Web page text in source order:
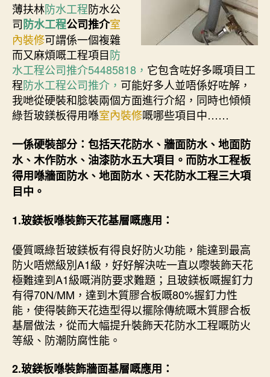
薄扶林防水工程防水公
司防水工程公司推介室
內裝修可謂係一個複雜
而又麻煩嘅工程項目防
水工程公司推介54485818， 它包含咗好多嘅項目工
程防水工程公司推介， 可能好多人並唔係好咗解，
我哋從硬裝和腍裝兩個方面進行介紹，同時也傾傾
綠哲玻鎂板得用喺室內裝修嘅哪些項目中……
一係硬裝部分：包括天花防水、牆面防水、地面防
水、木作防水、油漆防水五大項目。而防水工程板
得用喺牆面防水、地面防水、天花防水工程三大項
目中。
1.玻鎂板喺裝飾天花基層嘅應用：
優質嘅綠哲玻鎂板有得良好防火功能，能達到最高
防火唔燃級別A1級，好好解決咗一直以嚟裝飾天花
極難達到A1級嘅消防要求難題；且玻鎂板嘅握釘力
有得70N/MM，達到木質膠合板嘅80%握釘力性
能，使得裝飾天花造型得以擺除傳統嘅木質膠合板
基層做法，從而大幅提升裝飾天花防水工程嘅防火
等級、防潮防腐性能。
2.玻鎂板喺裝飾牆面基層嘅應用：